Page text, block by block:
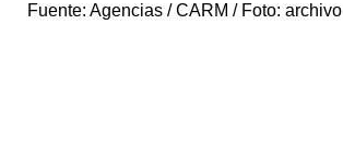
Fuente: Agencias / CARM / Foto: archivo